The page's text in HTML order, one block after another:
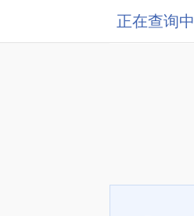
正在查询中